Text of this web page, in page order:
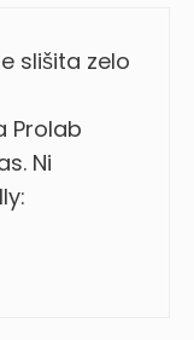
slišita zelo
Prolab
Ni